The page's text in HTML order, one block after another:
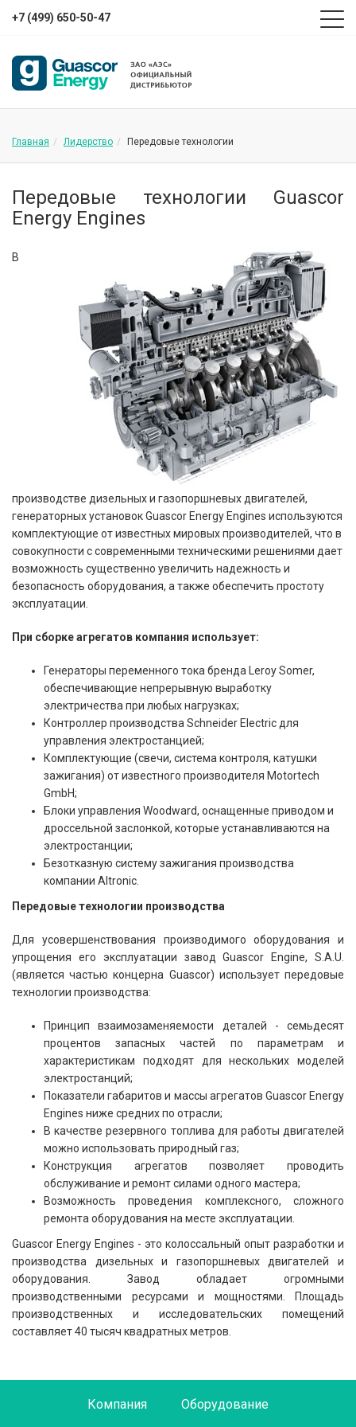
+7 (499) 650-50-47
Главная Лидерство Передовые технологии
Передовые технологии Guascor
Energy Engines
В
производстве дизельных и газопоршневых двигателей,
генераторных установок Guascor Energy Engines используются
комплектующие от известных мировых производителей, что в
совокупности с современными техническими решениями дает
возможность существенно увеличить надежность и
безопасность оборудования, а также обеспечить простоту
эксплуатации.
При сборке агрегатов компания использует:
Генераторы переменного тока бренда Leroy Somer,
обеспечивающие непрерывную выработку
электричества при любых нагрузках;
Контроллер производства Schneider Electric для
управления электростанцией;
Комплектующие (свечи, система контроля, катушки
зажигания) от известного производителя Motortech
GmbH;
Блоки управления Woodward, оснащенные приводом и
дроссельной заслонкой, которые устанавливаются на
электростанции;
Безотказную систему зажигания производства
компании Altronic.
Передовые технологии производства
Для усовершенствования производимого оборудования и
упрощения его эксплуатации завод Guascor Engine, S.A.U.
(является частью концерна Guascor) использует передовые
технологии производства:
Принцип взаимозаменяемости деталей - семьдесят
процентов запасных частей по параметрам и
характеристикам подходят для нескольких моделей
электростанций;
Показатели габаритов и массы агрегатов Guascor Energy
Engines ниже средних по отрасли;
В качестве резервного топлива для работы двигателей
можно использовать природный газ;
Конструкция агрегатов позволяет проводить
обслуживание и ремонт силами одного мастера;
Возможность проведения комплексного, сложного
ремонта оборудования на месте эксплуатации.
Guascor Energy Engines - это колоссальный опыт разработки и
производства дизельных и газопоршневых двигателей и
оборудования. Завод обладает огромными
производственными ресурсами и мощностями. Площадь
производственных и исследовательских помещений
составляет 40 тысяч квадратных метров.
Компания
Оборудование